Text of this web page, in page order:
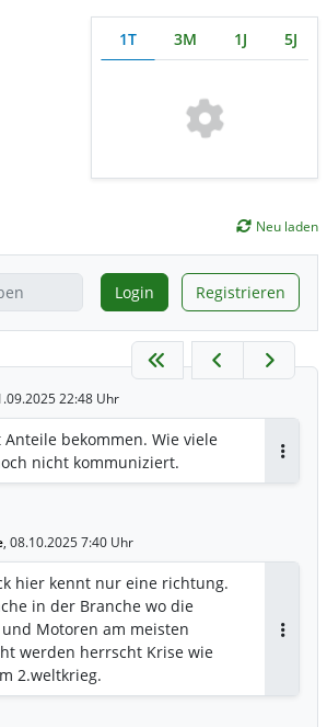
1T 3M 1J 5J
Neu laden
Login Registrieren
22:48 Uhr
Anteile bekommen. Wie viele
nicht kommuniziert.
, 08.10.2025 7:40 Uhr
hier kennt nur eine richtung.
in der Branche wo die
Motoren am meisten
werden herrscht Krise wie
2.weltkrieg.